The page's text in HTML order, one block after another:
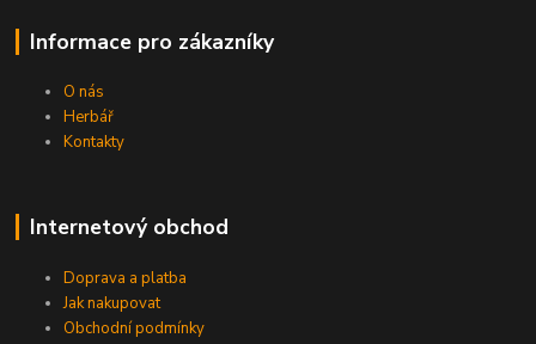
Informace pro zákazníky
O nás
Herbář
Kontakty
Internetový obchod
Doprava a platba
Jak nakupovat
Obchodní podmínky